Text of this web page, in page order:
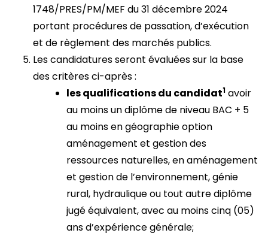
1748/PRES/PM/MEF du 31 décembre 2024
portant procédures de passation, d’exécution
et de règlement des marchés publics.
Les candidatures seront évaluées sur la base
des critères ci-après :
les qualifications du candidat1 avoir
au moins un diplôme de niveau BAC + 5
au moins en géographie option
aménagement et gestion des
ressources naturelles, en aménagement
et gestion de l’environnement, génie
rural, hydraulique ou tout autre diplôme
jugé équivalent, avec au moins cinq (05)
ans d’expérience générale;